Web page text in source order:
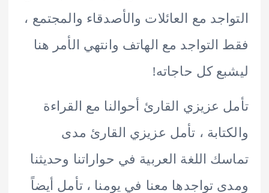
مع العائلات والأصدقاء والمجتمع ،
مع الهاتف وانتهي الأمر هنا
كل حاجاته!
عزيزي القارئ أحوالنا مع القراءة
، تأمل عزيزي القارئ مدى
اللغة العربية في حواراتنا وحديثنا
تواجدها معنا في يومنا ، تأمل أيضاً